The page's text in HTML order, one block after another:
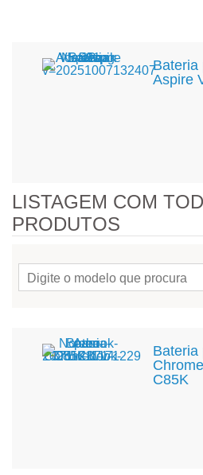
Bateria
Aspire
LISTAGEM COM
PRODUTOS
Bateria
C85K